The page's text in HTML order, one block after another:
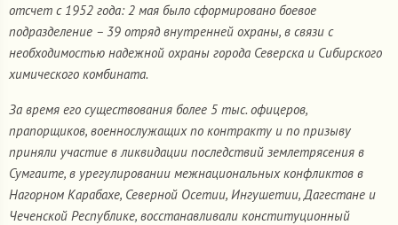
отсчет с 1952 года: 2 мая было сформировано боевое
подразделение – 39 отряд внутренней охраны, в связи с
необходимостью надежной охраны города Северска и Сибирского
химического комбината.
За время его существования более 5 тыс. офицеров,
прапорщиков, военнослужащих по контракту и по призыву
приняли участие в ликвидации последствий землетрясения в
Сумгаите, в урегулировании межнациональных конфликтов в
Нагорном Карабахе, Северной Осетии, Ингушетии, Дагестане и
Чеченской Республике, восстанавливали конституционный